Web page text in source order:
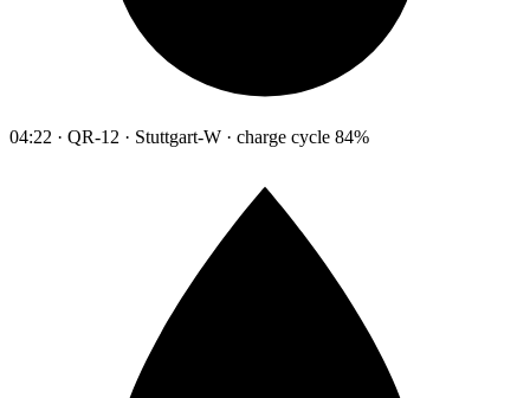
04:22 · QR-12 · Stuttgart-W · charge cycle 84%